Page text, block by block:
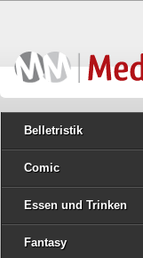
Belletristik
Comic
Essen und Trinken
Fantasy